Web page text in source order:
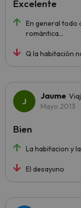
En general todo
romántica...
Q la habitación
Excelente
Jaume
Mayo 2013
La habitacion y
El desayuno
Bien